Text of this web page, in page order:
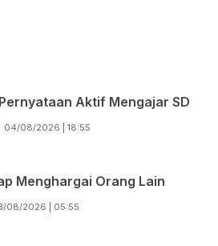
Aktif Mengajar SD
04/08/2026 | 18:55
Menghargai Orang Lain
08/2026 | 05:55